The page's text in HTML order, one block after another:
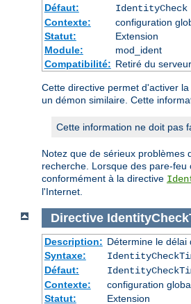
Défaut:
Contexte:
configuration
Statut:
Extension
Module:
mod_ident
Compatibilité: Retiré du
Cette directive permet d'activer
un démon similaire. Cette
Cette information ne doit pas
Notez que de sérieux problèmes
recherche. Lorsque des pare-
conformément à la directive
l'Internet.
Directive
Description: Détermine le
Syntaxe:
Défaut:
Contexte:
configuration
Statut:
Extension